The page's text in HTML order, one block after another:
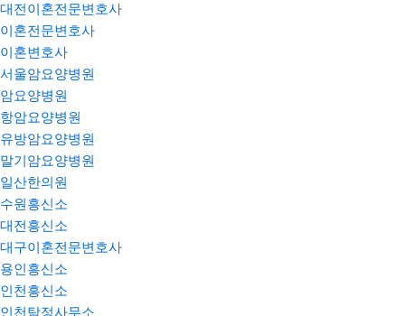
대전이혼전문변호사
이혼전문변호사
이혼변호사
서울암요양병원
암요양병원
항암요양병원
유방암요양병원
말기암요양병원
일산한의원
수원흥신소
대전흥신소
대구이혼전문변호사
용인흥신소
인천흥신소
인천탐정사무소